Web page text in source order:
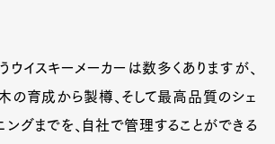
ウイスキーメーカーは数多くありますが、
の育成から製樽、そして最高品質のシェ
ングまでを、自社で管理することができる